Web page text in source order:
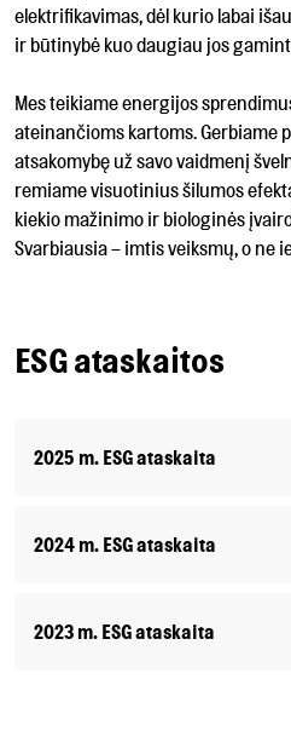
elektrifikavimas, dėl kurio labai
ir būtinybė kuo daugiau jos
Mes teikiame energijos
ateinančioms kartoms. Gerbiame
atsakomybę už savo vaidmenį
remiame visuotinius šilumos
kiekio mažinimo ir biologinės
Svarbiausia – imtis veiksmų, o ne
ESG ataskaitos
2025 m. ESG ataskaita
2024 m. ESG ataskaita
2023 m. ESG ataskaita